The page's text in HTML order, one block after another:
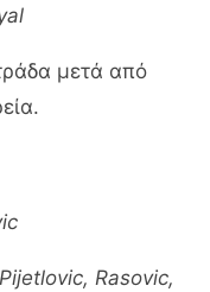
μετά από
Rasovic,